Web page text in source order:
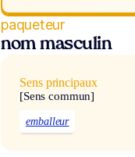
paqueteur
nom masculin
Sens principaux
[Sens commun]
emballeur